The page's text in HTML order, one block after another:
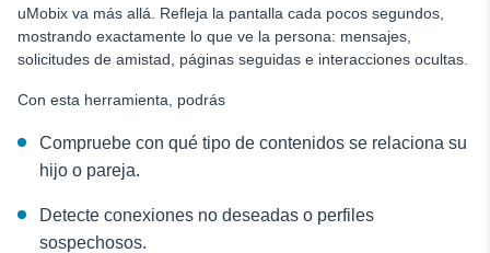
uMobix va más allá. Refleja la pantalla cada pocos segundos,
mostrando exactamente lo que ve la persona: mensajes,
solicitudes de amistad, páginas seguidas e interacciones ocultas.
Con esta herramienta, podrás
Compruebe con qué tipo de contenidos se relaciona su
hijo o pareja.
Detecte conexiones no deseadas o perfiles
sospechosos.